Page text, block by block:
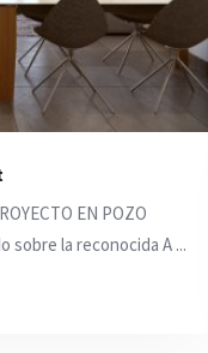
EN POZO
sobre la reconocida A ...